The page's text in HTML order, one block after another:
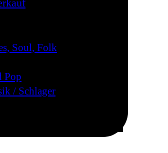
Soul, Folk
Pop
/ Schlager